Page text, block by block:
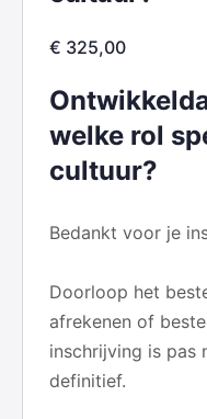
€ 325,00
welke rol
cultuur?
Bedankt voor je
Doorloop het
afrekenen of
inschrijving is pas
definitief.